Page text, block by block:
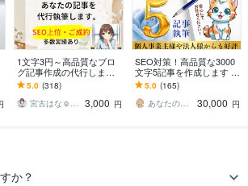
1文字3円～高品質なブロ
グ記事作成の代行します
現役ブロガーがあなたの
「書いてほしい」記事を
作成
5.0 (318)
宮古はな☺︎ブロガーでライター
3,000 円
SEO対策！高品質な3000
文字5記事を作成します プ
ロがSEO対策記事を丁寧
に作成！KW提案やWP入
稿も無料！
5.0 (165)
あなたの記事屋さん
30,000 円
か？